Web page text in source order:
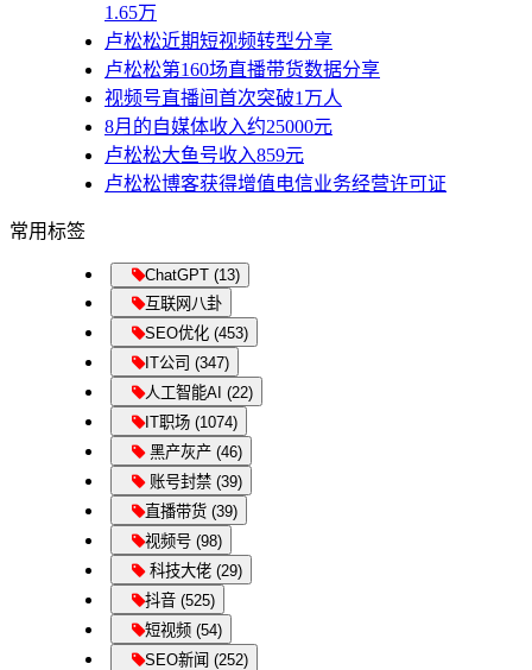
1.65万
卢松松近期短视频转型分享
卢松松第160场直播带货数据分享
视频号直播间首次突破1万人
8月的自媒体收入约25000元
卢松松大鱼号收入859元
卢松松博客获得增值电信业务经营许可证
常用标签
ChatGPT (13)
互联网八卦
SEO优化 (453)
IT公司 (347)
人工智能AI (22)
IT职场 (1074)
黑产灰产 (46)
账号封禁 (39)
直播带货 (39)
视频号 (98)
科技大佬 (29)
抖音 (525)
短视频 (54)
SEO新闻 (252)